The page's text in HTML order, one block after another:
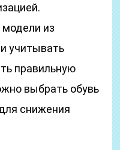
из
учитывать
правильную
выбрать обувь
снижения